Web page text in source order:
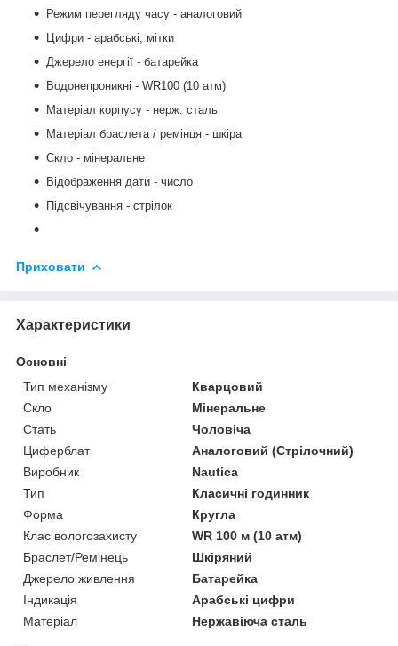
Режим перегляду часу - аналоговий
Цифри - арабські, мітки
Джерело енергії - батарейка
Водонепроникні - WR100 (10 атм)
Матеріал корпусу - нерж. сталь
Матеріал браслета / ремінця - шкіра
Скло - мінеральне
Відображення дати - число
Підсвічування - стрілок
Приховати
Характеристики
Основні
Тип механізму
Кварцовий
Скло
Мінеральне
Стать
Чоловіча
Циферблат
Аналоговий (Стрілочний)
Виробник
Nautica
Тип
Класичні годинник
Форма
Кругла
Клас вологозахисту
WR 100 м (10 атм)
Браслет/Ремінець
Шкіряний
Джерело живлення
Батарейка
Індикація
Арабські цифри
Матеріал
Нержавіюча сталь